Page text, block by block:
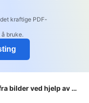
kraftige PDF-
bruke.
Hvordan fjerne tekst fra bilder ved hjelp av AI (ekstremt enkelt)